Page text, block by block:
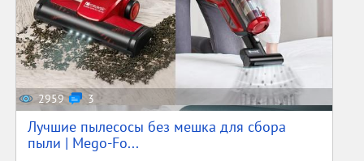
2959 3
Лучшие пылесосы без мешка для сбора
пыли | Mego-Fo...